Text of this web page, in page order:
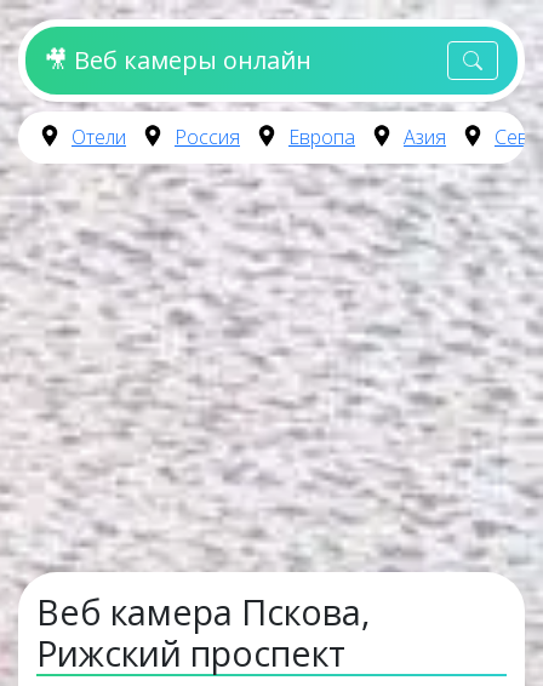
🎥 Веб камеры онлайн
Отели Россия Европа Азия
Веб камера Пскова,
Рижский проспект